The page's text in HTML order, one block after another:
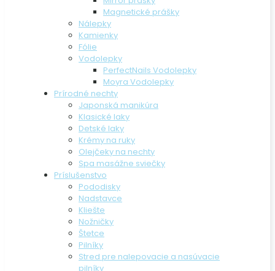
Magnetické prášky
Nálepky
Kamienky
Fólie
Vodolepky
PerfectNails Vodolepky
Moyra Vodolepky
Prírodné nechty
Japonská manikúra
Klasické laky
Detské laky
Krémy na ruky
Olejčeky na nechty
Spa masážne sviečky
Príslušenstvo
Pododisky
Nadstavce
Kliešte
Nožničky
Štetce
Pilníky
Stred pre nalepovacie a nasúvacie
pilníky